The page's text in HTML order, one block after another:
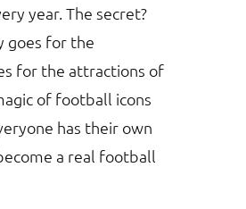
year. The secret?
goes for the
for the attractions of
of football icons
has their own
a real football